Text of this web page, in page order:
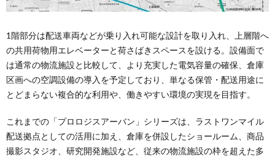
1階部分は配送車両などが乗り入れ可能な設計を取り入れ、上層階へ
の共用荷物用エレベーターと荷さばきスペースを設ける。設備面で
は通常の物流施設と比較して、より充実した電気容量の確保、倉庫
区画への空調設備の導入を予定しており、単なる保管・配送用途に
とどまらない複合的な利用や、働きやすい環境の実現を目指す。
これまでの「プロロジスアーバン」シリーズは、ラストワンマイル
配送拠点としての活用に加え、倉庫を併設したショールーム、商品
撮影スタジオ、研究開発施設など、従来の物流施設の枠を超えた多